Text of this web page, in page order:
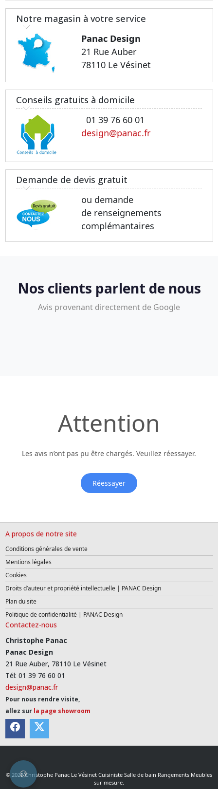
Notre magasin à votre service
Panac Design
21 Rue Auber
78110 Le Vésinet
Conseils gratuits à domicile
01 39 76 60 01
design@panac.fr
Demande de devis gratuit
ou demande
de renseignements
complémantaires
Nos clients parlent de nous
Avis provenant directement de Google
Attention
Les avis n’ont pas pu être chargés. Veuillez réessayer.
Réessayer
A propos de notre site
Conditions générales de vente
Mentions légales
Cookies
Droits d’auteur et propriété intellectuelle | PANAC Design
Plan du site
Politique de confidentialité | PANAC Design
Contactez-nous
Christophe Panac
Panac Design
21 Rue Auber, 78110 Le Vésinet
Tél: 01 39 76 60 01
design@panac.fr
Pour nous rendre visite,
allez sur la page showroom
© 2026 Christophe Panac Le Vésinet Cuisiniste Salle de bain Rangements Meubles
sur mesure.